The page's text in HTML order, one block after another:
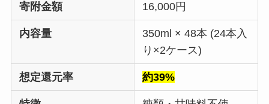
寄附金額 16,000円
内容量
350ml × 48本 (24本入
り×2ケース)
想定還元率 約39%